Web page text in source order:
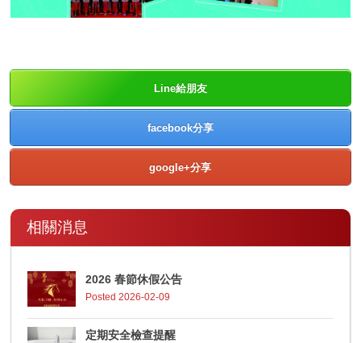
Line給朋友
facebook分享
google+分享
相關消息
2026 春節休假公告
Posted 2026-02-09
定期安全檢查提醒